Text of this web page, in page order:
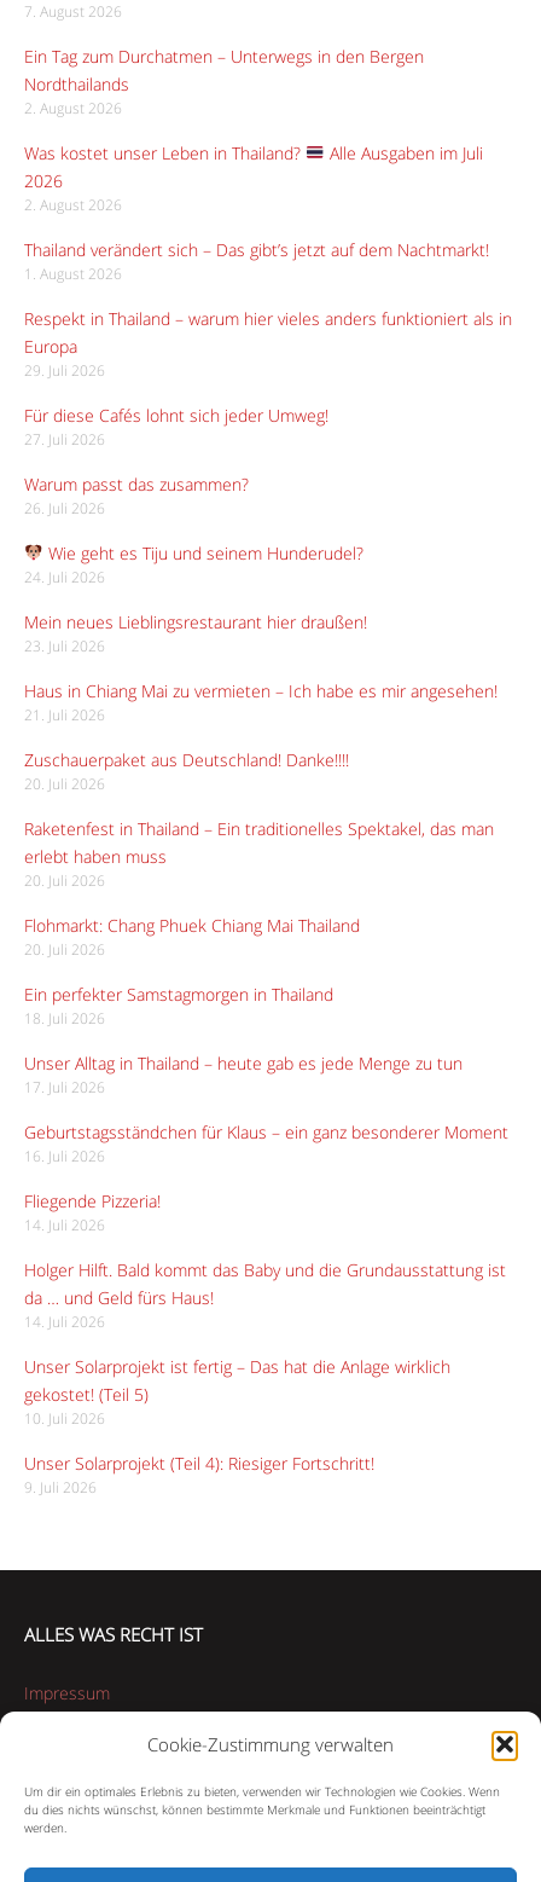
Cookie-Zustimmung verwalten
Um dir ein optimales Erlebnis zu bieten, verwenden wir Technologien wie Cookies. Wenn
du dies nichts wünschst, können bestimmte Merkmale und Funktionen beeinträchtigt
werden.
7. August 2026
Ein Tag zum Durchatmen – Unterwegs in den Bergen
Nordthailands
2. August 2026
Was kostet unser Leben in Thailand?
Alle Ausgaben im Juli
2026
2. August 2026
Thailand verändert sich – Das gibt’s jetzt auf dem Nachtmarkt!
1. August 2026
Respekt in Thailand – warum hier vieles anders funktioniert als in
Europa
29. Juli 2026
Für diese Cafés lohnt sich jeder Umweg!
27. Juli 2026
Warum passt das zusammen?
26. Juli 2026
Wie geht es Tiju und seinem Hunderudel?
24. Juli 2026
Mein neues Lieblingsrestaurant hier draußen!
23. Juli 2026
Haus in Chiang Mai zu vermieten – Ich habe es mir angesehen!
21. Juli 2026
Zuschauerpaket aus Deutschland! Danke!!!!
20. Juli 2026
Raketenfest in Thailand – Ein traditionelles Spektakel, das man
erlebt haben muss
20. Juli 2026
Flohmarkt: Chang Phuek Chiang Mai Thailand
20. Juli 2026
Ein perfekter Samstagmorgen in Thailand
18. Juli 2026
Unser Alltag in Thailand – heute gab es jede Menge zu tun
17. Juli 2026
Geburtstagsständchen für Klaus – ein ganz besonderer Moment
16. Juli 2026
Fliegende Pizzeria!
14. Juli 2026
Holger Hilft. Bald kommt das Baby und die Grundausstattung ist
da … und Geld fürs Haus!
14. Juli 2026
Unser Solarprojekt ist fertig – Das hat die Anlage wirklich
gekostet! (Teil 5)
10. Juli 2026
Unser Solarprojekt (Teil 4): Riesiger Fortschritt!
9. Juli 2026
ALLES WAS RECHT IST
Impressum
Datenschutzerklärung
Cookie-Richtlinie (EU)